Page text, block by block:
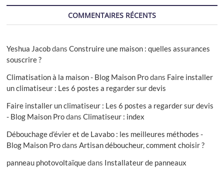
COMMENTAIRES RÉCENTS
Yeshua JacobdansConstruire une maison : quelles assurances
souscrire ?
Climatisation à la maison - Blog Maison Prodans Faire installer
un climatiseur : Les 6 postes a regarder sur devis
Faire installer un climatiseur : Les 6 postes a regarder sur devis
- Blog Maison ProdansClimatiseur : index
Débouchage d’évier et de Lavabo : les meilleures méthodes -
Blog Maison ProdansArtisan déboucheur, comment choisir ?
panneau photovoltaïquedans Installateur de panneaux